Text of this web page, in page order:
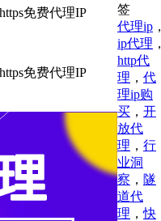
免费代理IP
免费代理IP
签
代理ip
ip代理
http代
理 ， 代
理ip购
买 ， 开
放代
理 ， 行
业洞
察 ， 隧
道代
理 ，快